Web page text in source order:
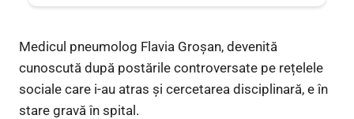
Medicul pneumolog Flavia Groșan, devenită
cunoscută după postările controversate pe rețelele
sociale care i-au atras și cercetarea disciplinară, e în
stare gravă în spital.